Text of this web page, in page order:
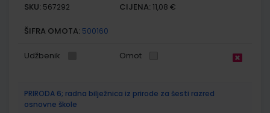
SKU: 567292 CIJENA: 11,08 €
ŠIFRA OMOTA: 500160
Udžbenik Omot
PRIRODA 6; radna bilježnica iz prirode za šesti razred
osnovne škole